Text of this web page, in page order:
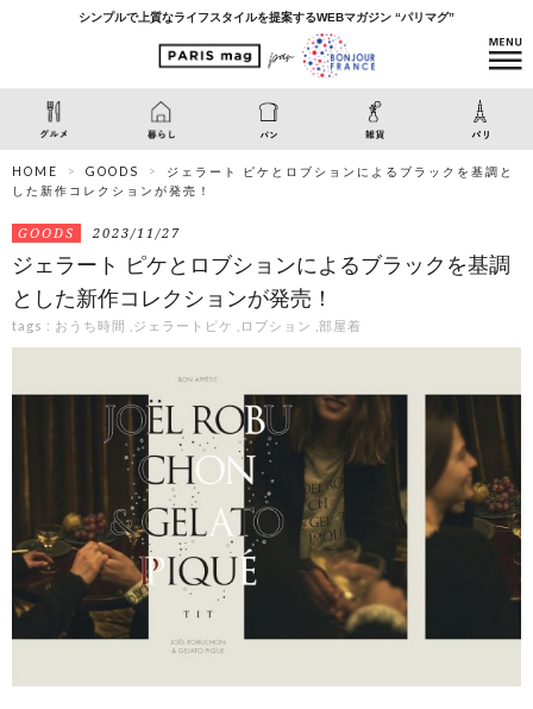
シンプルで上質なライフスタイルを提案するWEBマガジン “パリマグ”
HOME GOODS
ジェラート ピケとロブションによるブラックを基調と
した新作コレクションが発売！
GOODS 2023/11/27
ジェラート ピケとロブションによるブラックを基調
とした新作コレクションが発売！
tags : おうち時間 ジェラートピケ ロブション 部屋着